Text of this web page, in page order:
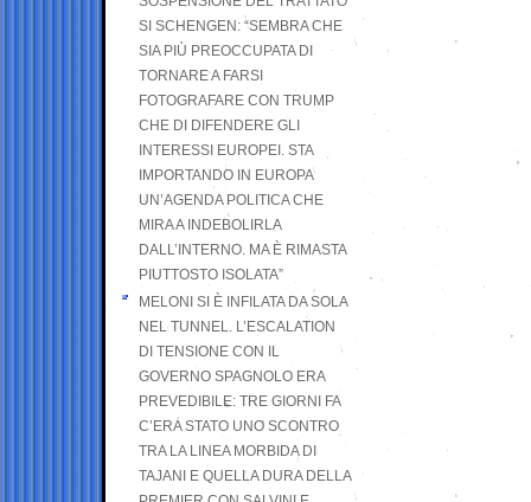
SI SCHENGEN: “SEMBRA CHE
SIA PIÙ PREOCCUPATA DI
TORNARE A FARSI
FOTOGRAFARE CON TRUMP
CHE DI DIFENDERE GLI
INTERESSI EUROPEI. STA
IMPORTANDO IN EUROPA
UN’AGENDA POLITICA CHE
MIRA A INDEBOLIRLA
DALL’INTERNO. MA È RIMASTA
PIUTTOSTO ISOLATA”
MELONI SI È INFILATA DA SOLA
NEL TUNNEL. L’ESCALATION
DI TENSIONE CON IL
GOVERNO SPAGNOLO ERA
PREVEDIBILE: TRE GIORNI FA
C’ERA STATO UNO SCONTRO
TRA LA LINEA MORBIDA DI
TAJANI E QUELLA DURA DELLA